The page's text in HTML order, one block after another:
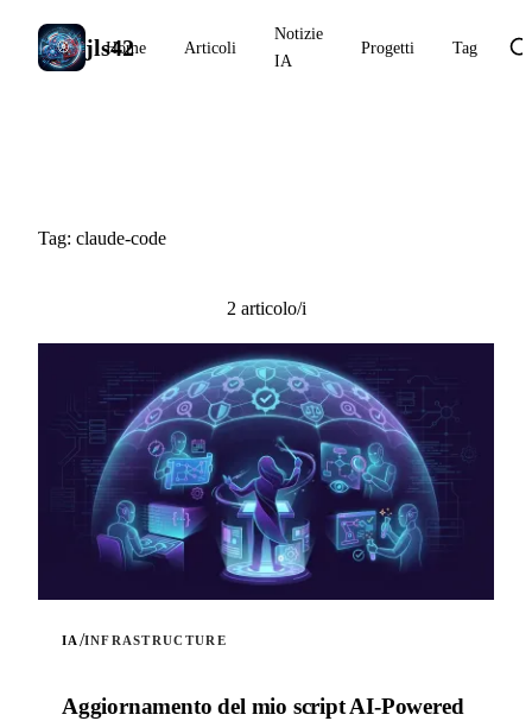
jls42
Home Articoli
Notizie
IA
Progetti Tag
Tag: claude-code
2 articolo/i
IA /INFRASTRUCTURE
Aggiornamento del mio script AI-Powered